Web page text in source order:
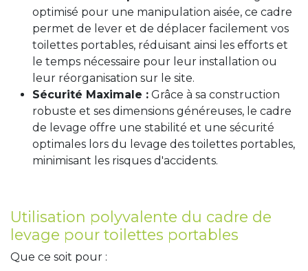
optimisé pour une manipulation aisée, ce cadre
permet de lever et de déplacer facilement vos
toilettes portables, réduisant ainsi les efforts et
le temps nécessaire pour leur installation ou
leur réorganisation sur le site.
Sécurité Maximale : Grâce à sa construction
robuste et ses dimensions généreuses, le cadre
de levage offre une stabilité et une sécurité
optimales lors du levage des toilettes portables,
minimisant les risques d'accidents.
Utilisation polyvalente du cadre de
levage pour toilettes portables
Que ce soit pour :